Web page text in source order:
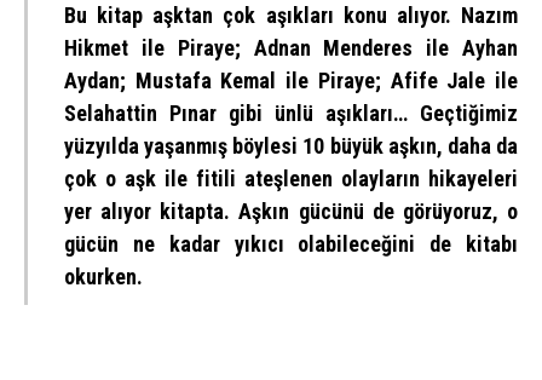
Bu kitap aşktan çok aşıkları konu alıyor. Nazım
Hikmet ile Piraye; Adnan Menderes ile Ayhan
Aydan; Mustafa Kemal ile Piraye; Afife Jale ile
Selahattin Pınar gibi ünlü aşıkları… Geçtiğimiz
yüzyılda yaşanmış böylesi 10 büyük aşkın, daha da
çok o aşk ile fitili ateşlenen olayların hikayeleri
yer alıyor kitapta. Aşkın gücünü de görüyoruz, o
gücün ne kadar yıkıcı olabileceğini de kitabı
okurken.